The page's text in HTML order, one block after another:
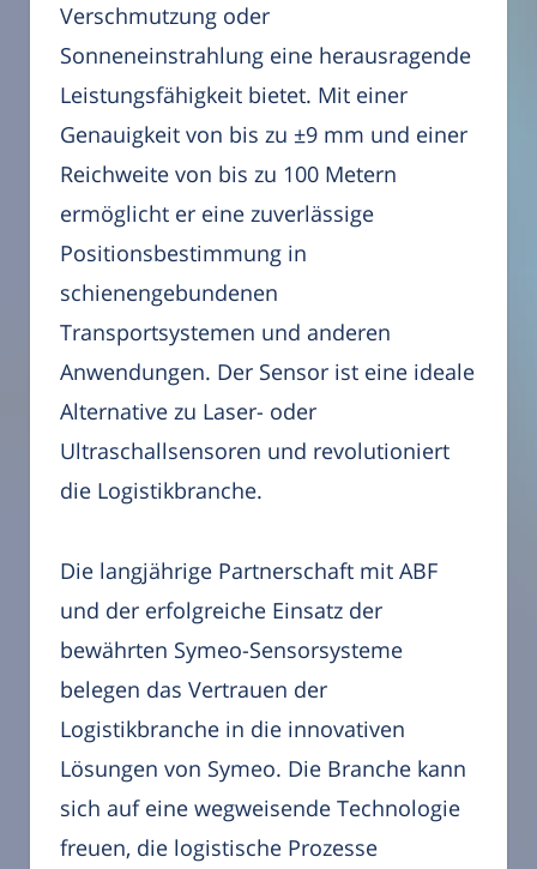
Verschmutzung oder
Sonneneinstrahlung eine herausragende
Leistungsfähigkeit bietet. Mit einer
Genauigkeit von bis zu ±9 mm und einer
Reichweite von bis zu 100 Metern
ermöglicht er eine zuverlässige
Positionsbestimmung in
schienengebundenen
Transportsystemen und anderen
Anwendungen. Der Sensor ist eine ideale
Alternative zu Laser- oder
Ultraschallsensoren und revolutioniert
die Logistikbranche.
Die langjährige Partnerschaft mit ABF
und der erfolgreiche Einsatz der
bewährten Symeo-Sensorsysteme
belegen das Vertrauen der
Logistikbranche in die innovativen
Lösungen von Symeo. Die Branche kann
sich auf eine wegweisende Technologie
freuen, die logistische Prozesse